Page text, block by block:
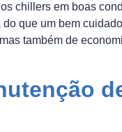
chillers em boas
que um bem
também de